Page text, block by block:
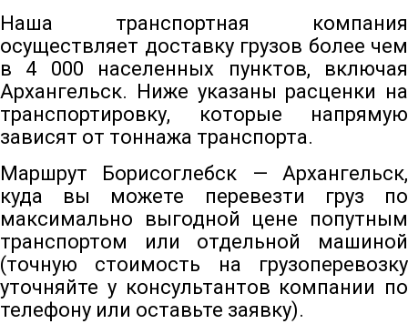
Наша транспортная компания
осуществляет доставку грузов более чем
в 4 000 населенных пунктов, включая
Архангельск. Ниже указаны расценки на
транспортировку, которые напрямую
зависят от тоннажа транспорта.
Маршрут Борисоглебск — Архангельск,
куда вы можете перевезти груз по
максимально выгодной цене попутным
транспортом или отдельной машиной
(точную стоимость на грузоперевозку
уточняйте у консультантов компании по
телефону или оставьте заявку).